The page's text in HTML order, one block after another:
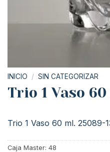
INICIO / SIN CATEGORIZAR
Trio 1 Vaso
Trio 1 Vaso 60 ml. 25089-
Caja Master: 48